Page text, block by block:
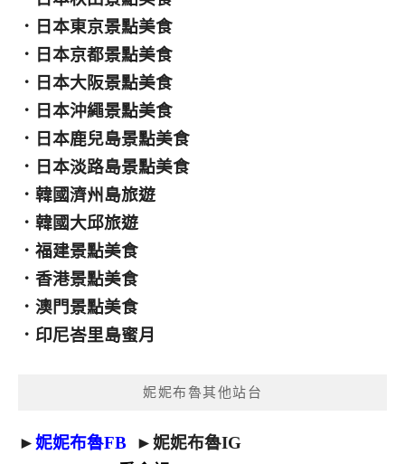
． 日本東京景點美食
． 日本京都景點美食
． 日本大阪景點美食
． 日本沖繩景點美食
． 日本鹿兒島景點美食
． 日本淡路島景點美食
． 韓國濟州島旅遊
． 韓國大邱旅遊
． 福建景點美食
． 香港景點美食
． 澳門景點美食
． 印尼峇里島蜜月
妮妮布魯其他站台
►妮妮布魯FB ►妮妮布魯IG